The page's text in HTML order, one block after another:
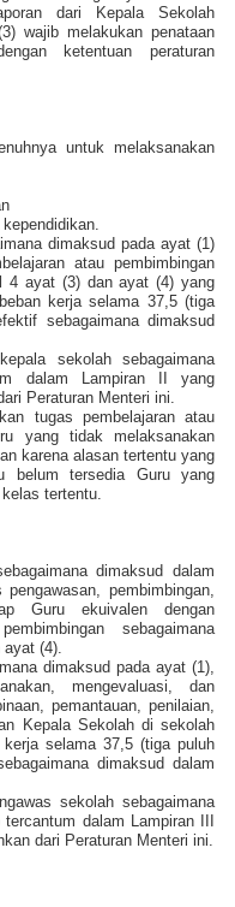
dari Kepala Sekolah
wajib melakukan penataan
ketentuan peraturan
untuk melaksanakan
dimaksud pada ayat (1)
atau pembimbingan
4 ayat (3) dan ayat (4) yang
kerja selama 37,5 (tiga
sebagaimana dimaksud
sekolah sebagaimana
dalam Lampiran II yang
Peraturan Menteri ini.
tugas pembelajaran atau
yang tidak melaksanakan
karena alasan tertentu yang
belum tersedia Guru yang
tertentu.
dimaksud dalam
pembimbingan,
Guru ekuivalen dengan
sebagaimana
(4).
dimaksud pada ayat (1),
mengevaluasi, dan
pemantauan, penilaian,
Kepala Sekolah di sekolah
kerja selama 37,5 (tiga puluh
dimaksud dalam
sekolah sebagaimana
dalam Lampiran III
dari Peraturan Menteri ini.